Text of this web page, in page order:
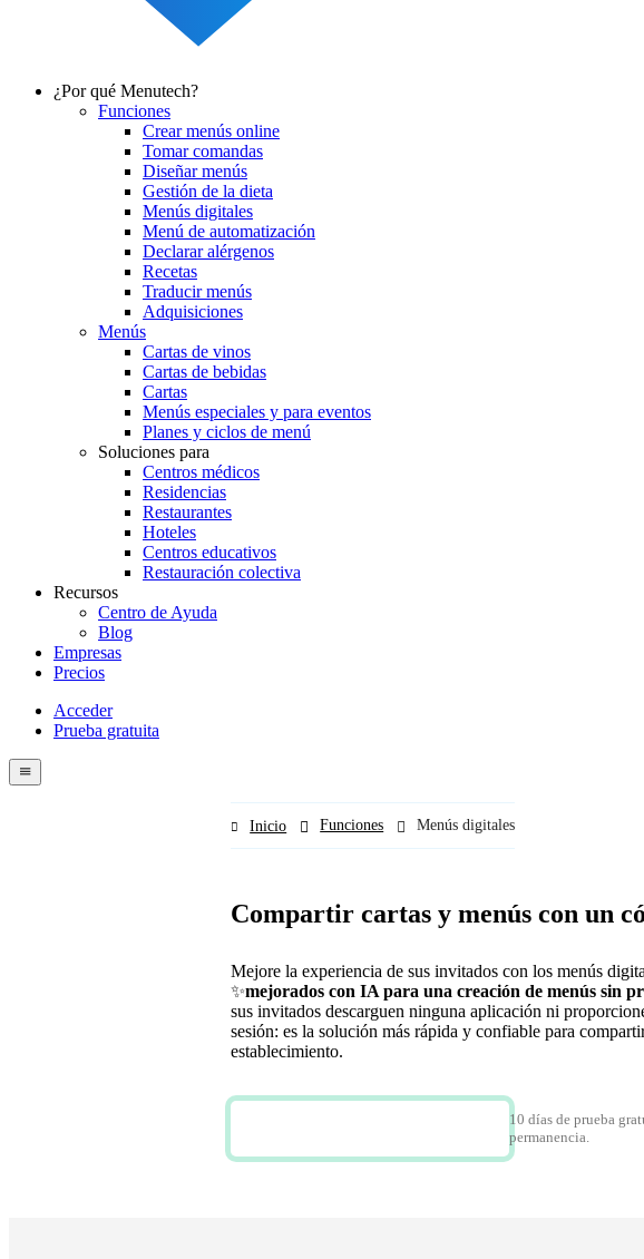
navigation
¿Por qué Menutech?
Funciones
Crear menús online
Tomar comandas
Diseñar menús
Gestión de la dieta
Menús digitales
Menú de automatización
Declarar alérgenos
Recetas
Traducir menús
Adquisiciones
Menús
Cartas de vinos
Cartas de bebidas
Cartas
Menús especiales y para eventos
Planes y ciclos de menú
Soluciones para
Centros médicos
Residencias
Restaurantes
Hoteles
Centros educativos
Restauración colectiva
Recursos
Centro de Ayuda
Blog
Empresas
Precios
Menutech
navigation
Acceder
Prueba gratuita
menu
Inicio Funciones Menús digitales
Compartir cartas y menús con un
Mejore la experiencia de sus invitados con los menús
✨mejorados con IA para una creación de menús sin
sus invitados descarguen ninguna aplicación ni
sesión: es la solución más rápida y confiable para
establecimiento.
10 días de prueba
permanencia.